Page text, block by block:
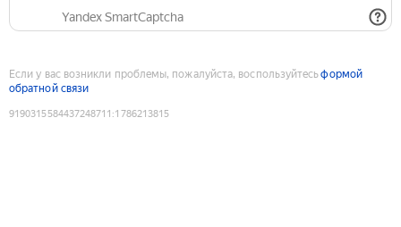
Yandex SmartCaptcha
Если у вас возникли проблемы, пожалуйста, воспользуйтесьформой
обратной связи
9190315584437248711 :1786213815